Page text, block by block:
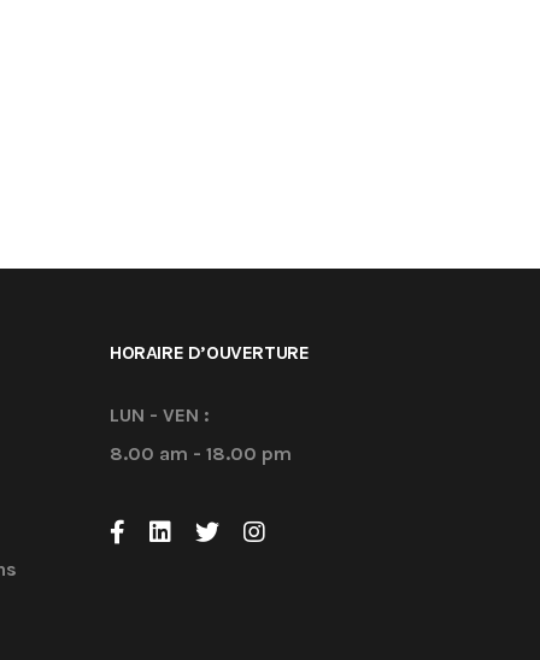
HORAIRE D’OUVERTURE
LUN - VEN :
8.00 am - 18.00 pm